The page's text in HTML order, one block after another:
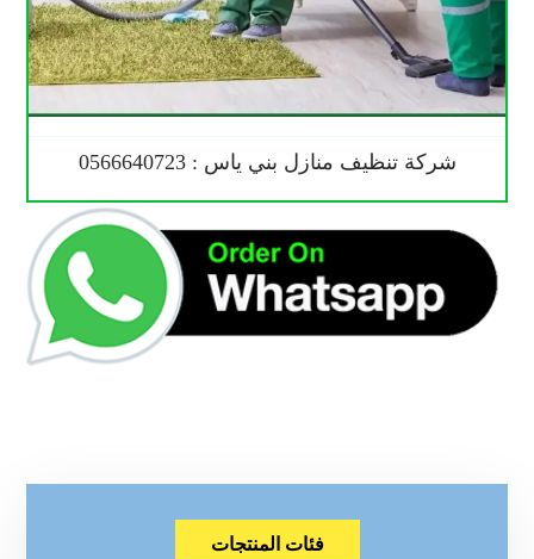
شركة تنظيف منازل بني ياس : 0566640723
فئات المنتجات